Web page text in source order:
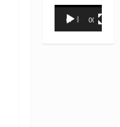
Reproductor
00:00 00:31